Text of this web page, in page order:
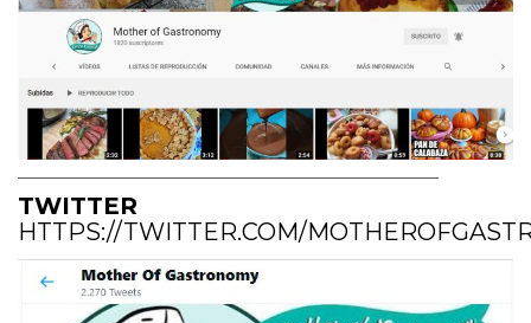
TWITTER
HTTPS://TWITTER.COM/